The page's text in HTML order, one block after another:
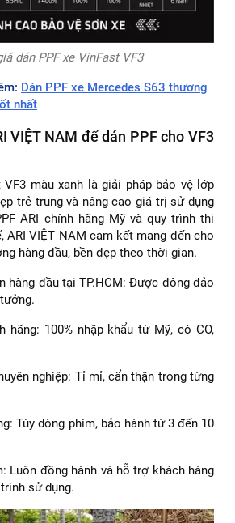
dán PPF xe VinFast VF3
Dán PPF xe Mercedes S63 thương
nhất
VIỆT NAM để dán PPF cho VF3
VF3 màu xanh là giải pháp bảo vệ lớp
trẻ trung và nâng cao giá trị sử dụng
ARI chính hãng Mỹ và quy trình thi
ARI VIỆT NAM cam kết mang đến cho
hàng đầu, bền đẹp theo thời gian.
hàng đầu tại TP.HCM: Được đông đảo